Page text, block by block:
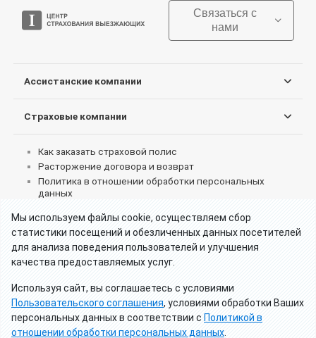
Связаться с
нами
Ассистанские компании
Страховые компании
Как заказать страховой полис
Расторжение договора и возврат
Политика в отношении обработки персональных
данных
Пользовательское соглашение об использовании
сервиса
Реквизиты партнеров
Что делать при страховом случае за границей
Отзывы клиентов о туристических страховках
Калькулятор - Франция визы категории Д
Калькулятор - Россия страхование для визы
Мы используем файлы cookie, осуществляем сбор
статистики посещений и обезличенных данных посетителей
для анализа поведения пользователей и улучшения
качества предоставляемых услуг.
Используя сайт, вы соглашаетесь с условиями
Пользовательского соглашения, условиями обработки Ваших
персональных данных в соответствии с Политикой в
отношении обработки персональных данных